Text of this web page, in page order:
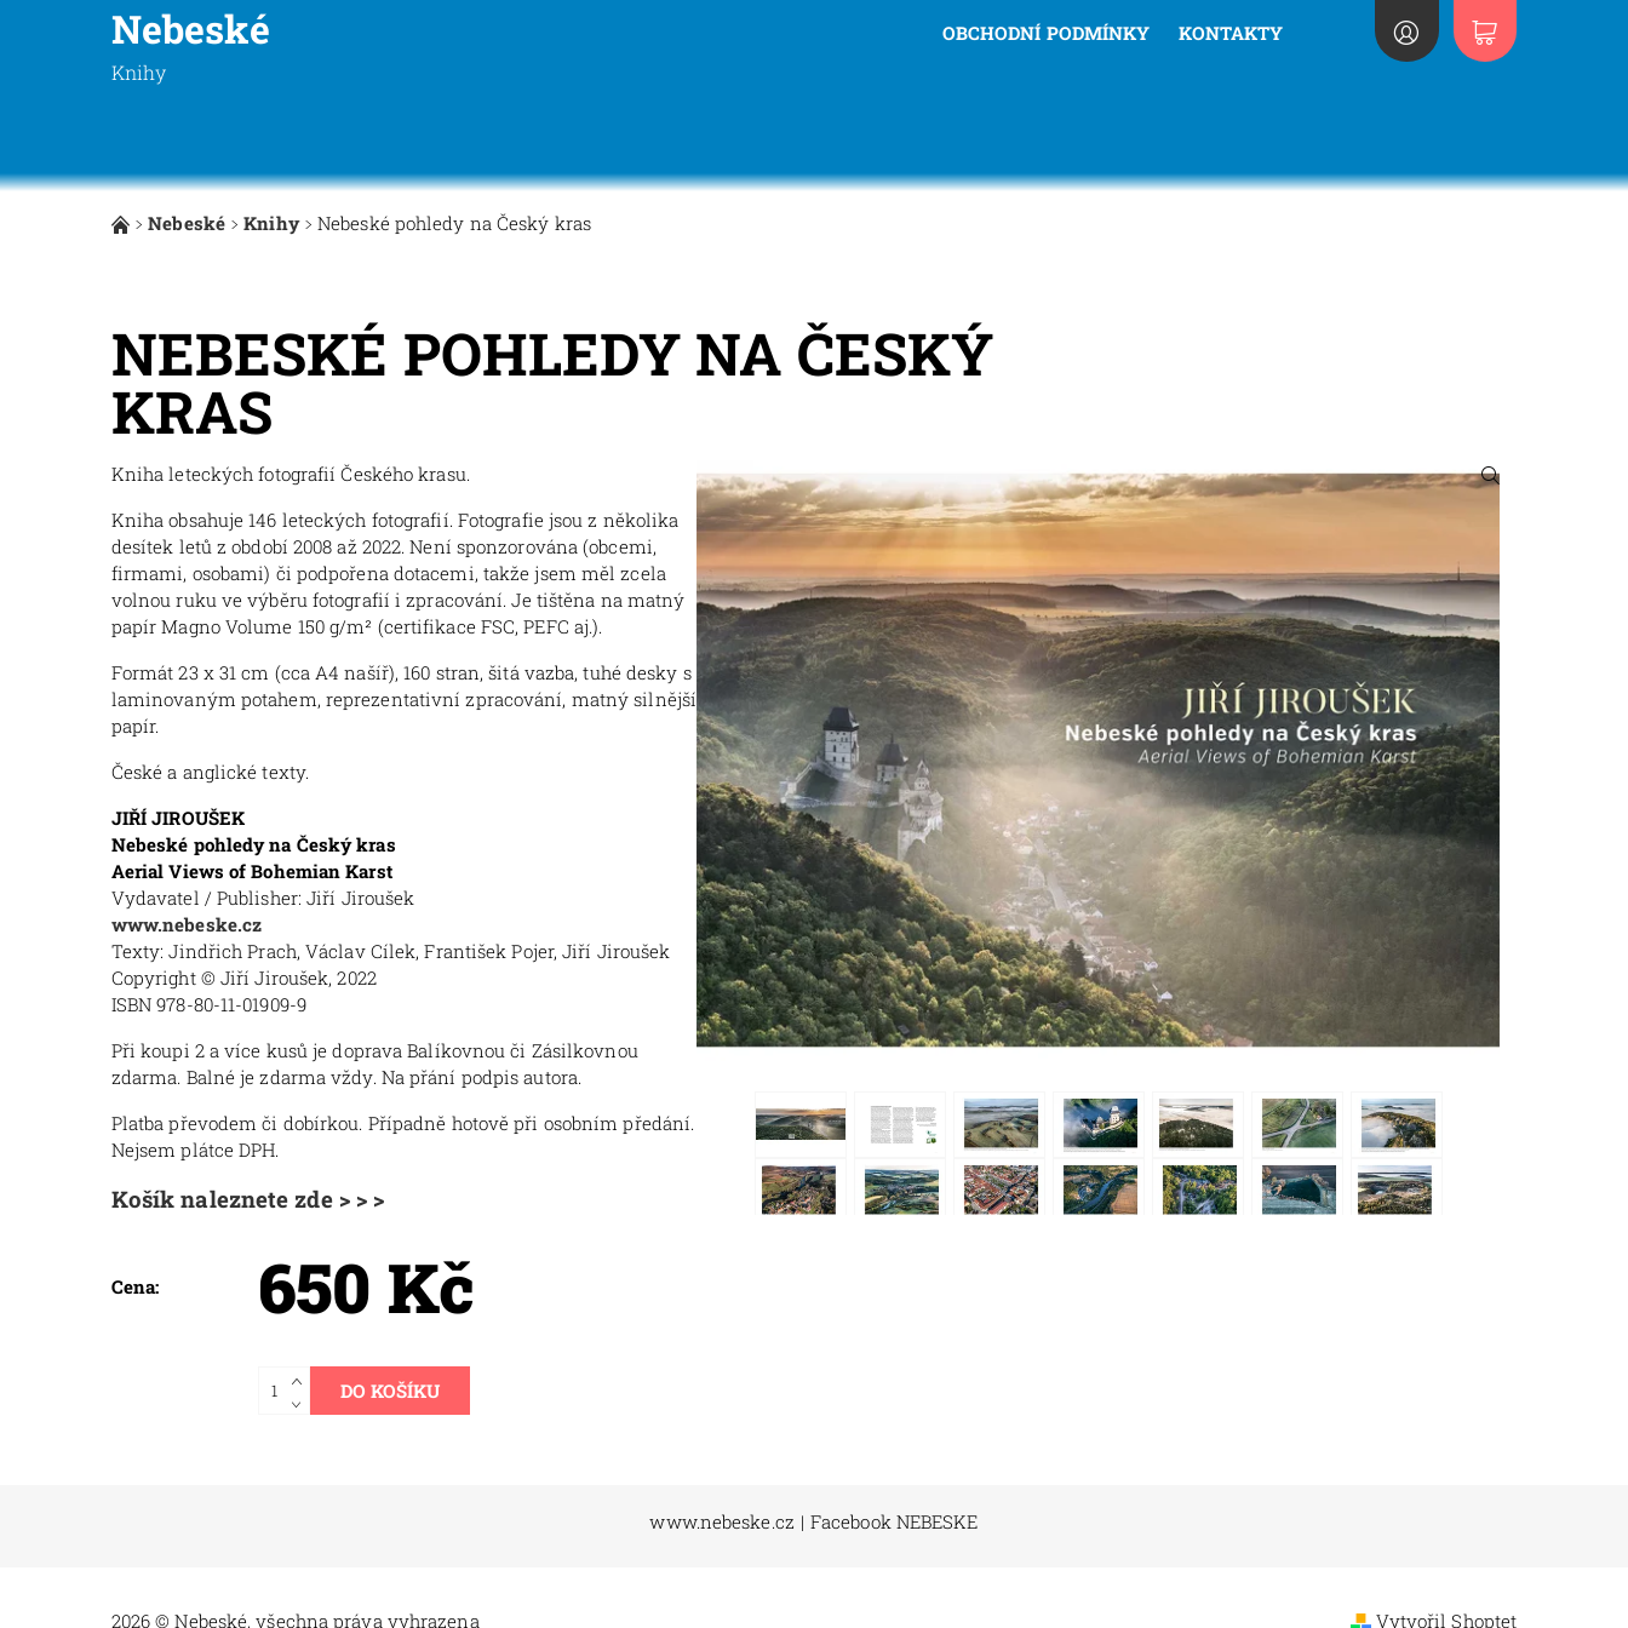
Nebeské
Knihy
OBCHODNÍ PODMÍNKY KONTAKTY
Nebeské Knihy Nebeské pohledy na Český kras
NEBESKÉ POHLEDY NA ČESKÝ
KRAS
Kniha leteckých fotografií Českého krasu.
Kniha obsahuje 146 leteckých fotografií. Fotografie jsou z několika
desítek letů z období 2008 až 2022. Není sponzorována (obcemi,
firmami, osobami) či podpořena dotacemi, takže jsem měl zcela
volnou ruku ve výběru fotografií i zpracování. Je tištěna na matný
papír Magno Volume 150 g/m² (certifikace FSC, PEFC aj.).
Formát 23 x 31 cm (cca A4 našíř), 160 stran, šitá vazba, tuhé desky s
laminovaným potahem, reprezentativní zpracování, matný silnější
papír.
České a anglické texty.
JIŘÍ JIROUŠEK
Nebeské pohledy na Český kras
Aerial Views of Bohemian Karst
Vydavatel / Publisher: Jiří Jiroušek
www.nebeske.cz
Texty: Jindřich Prach, Václav Cílek, František Pojer, Jiří Jiroušek
Copyright © Jiří Jiroušek, 2022
ISBN 978-80-11-01909-9
Při koupi 2 a více kusů je doprava Balíkovnou či Zásilkovnou
zdarma. Balné je zdarma vždy. Na přání podpis autora.
Platba převodem či dobírkou. Případně hotově při osobním předání.
Nejsem plátce DPH.
Košík naleznete zde > > >
Cena: 650 Kč
www.nebeske.cz | Facebook NEBESKE
2026 © Nebeské, všechna práva vyhrazena Vytvořil Shoptet